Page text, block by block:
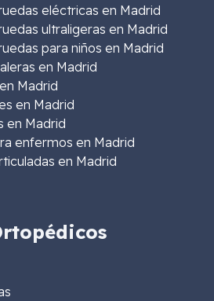
eléctricas en Madrid
ultraligeras en Madrid
para niños en Madrid
en Madrid
Madrid
en Madrid
en Madrid
enfermos en Madrid
en Madrid